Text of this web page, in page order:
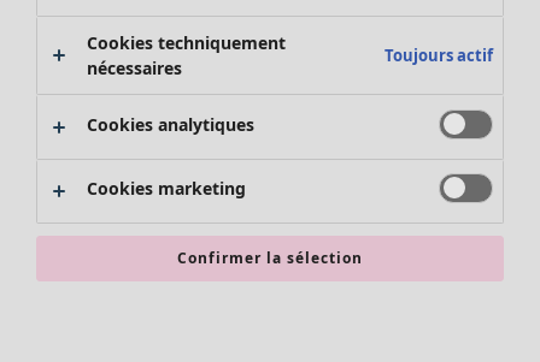
Promos SOLDES
Les promos de Gudrun Sjödén
Nouvel arrivage
Bonnes affaires en soldes - jusqu'à -70
Cookies techniquement
nécessaires
Toujours actif
Cookies analytiques
Cookies marketing
Confirmer la sélection